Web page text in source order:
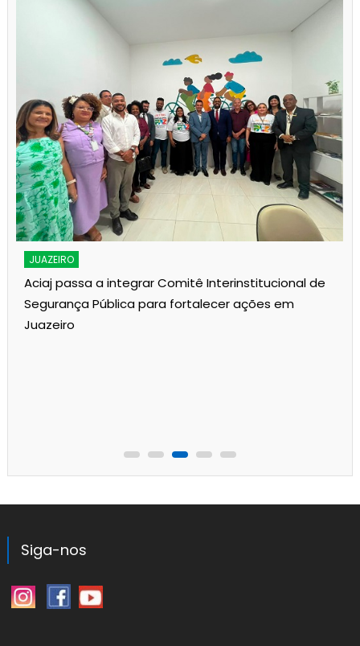
JUAZEIRO
Aciaj passa a integrar Comitê Interinstitucional de
Segurança Pública para fortalecer ações em
Juazeiro
Siga-nos